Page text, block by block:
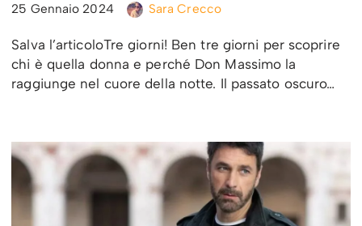
25 Gennaio 2024 Sara Crecco
Salva l’articoloTre giorni! Ben tre giorni per scoprire
chi è quella donna e perché Don Massimo la
raggiunge nel cuore della notte. Il passato oscuro…